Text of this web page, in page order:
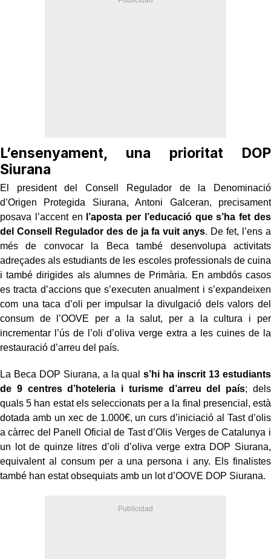
L’ensenyament, una prioritat DOP
Siurana
El president del Consell Regulador de la Denominació
d’Origen Protegida Siurana, Antoni Galceran, precisament
posava l’accent en
l’aposta per l’educació que s’ha fet des
del Consell Regulador des de ja fa vuit anys. De fet, l’ens a
més de convocar la Beca també desenvolupa activitats
adreçades als estudiants de les escoles professionals de cuina
i també dirigides als alumnes de Primària. En ambdós casos
es tracta d’accions que s’executen anualment i s’expandeixen
com una taca d’oli per impulsar la divulgació dels valors del
consum de l’OOVE per a la salut, per a la cultura i per
incrementar l’ús de l’oli d’oliva verge extra a les cuines de la
restauració d’arreu del país.
La Beca DOP Siurana, a la quals’hi ha inscrit 13 estudiants
de 9 centres d’hoteleria i turisme d’arreu del país; dels
quals 5 han estat els seleccionats per a la final presencial, està
dotada amb un xec de 1.000€, un curs d’iniciació al Tast d’olis
a càrrec del Panell Oficial de Tast d’Olis Verges de Catalunya i
un lot de quinze litres d’oli d’oliva verge extra DOP Siurana,
equivalent al consum per a una persona i any. Els finalistes
també han estat obsequiats amb un lot d’OOVE DOP Siurana.